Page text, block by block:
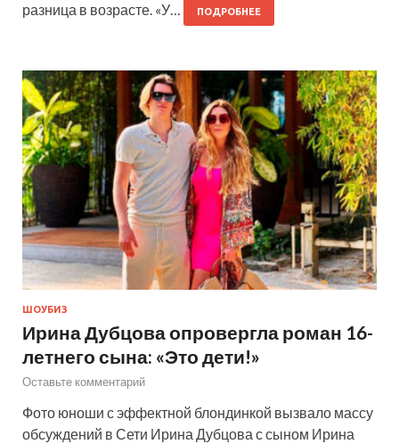
разница в возрасте. «У…
ПОДРОБНЕЕ
ШОУБИЗ
Ирина Дубцова опровергла роман 16-
летнего сына: «Это дети!»
Оставьте комментарий
Фото юноши с эффектной блондинкой вызвало массу
обсуждений в Сети Ирина Дубцова с сыном Ирина